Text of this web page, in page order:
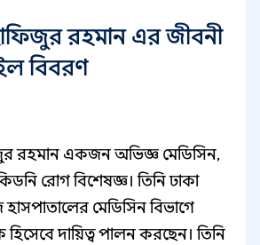
রহমান এর জীবনী
বিবরণ
রহমান একজন অভিজ্ঞ মেডিসিন,
রোগ বিশেষজ্ঞ। তিনি ঢাকা
মেডিসিন বিভাগে
দায়িত্ব পালন করছেন। তিনি